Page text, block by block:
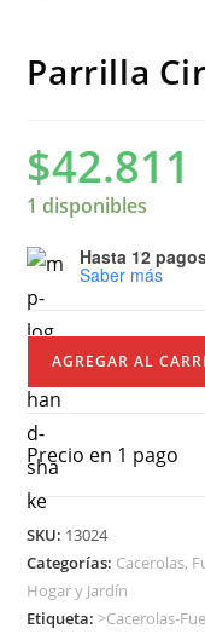
Parrilla
$42.811
1 disponibles
Hasta 12
Saber más
AGREGAR AL
Precio en 1 pago
SKU: 13024
Categorías: Cacerolas,
Hogar y Jardín
Etiqueta:>Cacerolas-